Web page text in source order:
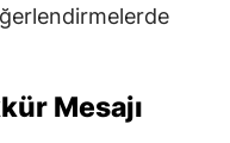
Mesajı